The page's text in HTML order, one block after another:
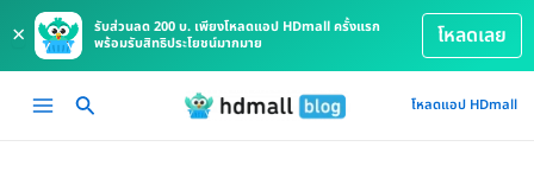
×
รับส่วนลด 200 บ. เพียงโหลดแอป HDmall ครั้งแรก
พร้อมรับสิทธิประโยชน์มากมาย
โหลดเลย
Main
โหลดแอป HDmall